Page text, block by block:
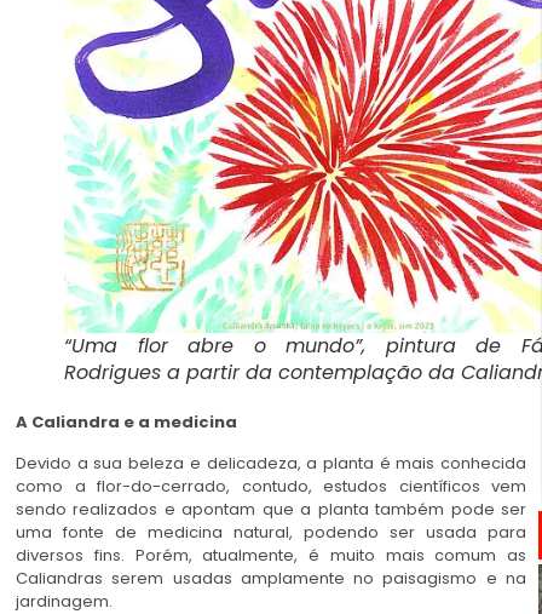
“Uma flor abre o mundo”, pintura de
Rodrigues a partir da contemplação da
A Caliandra e a medicina
Devido a sua beleza e delicadeza, a planta é mais conhecida
como a flor-do-cerrado, contudo, estudos científicos vem
sendo realizados e apontam que a planta também pode ser
uma fonte de medicina natural, podendo ser usada para
diversos fins. Porém, atualmente, é muito mais comum as
Caliandras serem usadas amplamente no paisagismo e na
jardinagem.